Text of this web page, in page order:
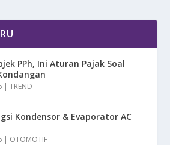
PPh, Ini Aturan Pajak Soal
|TREND
Kondensor & Evaporator AC
| OTOMOTIF